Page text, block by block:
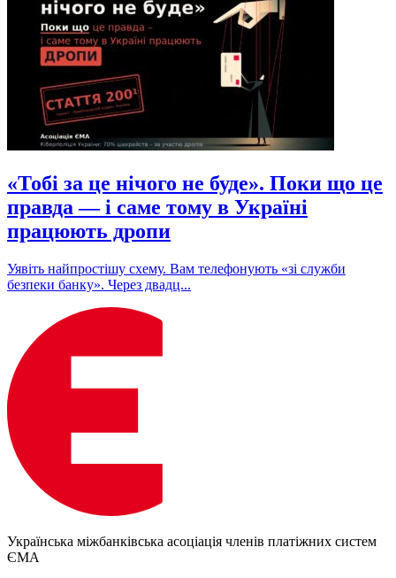
«Тобі за це нічого не буде». Поки що це
правда — і саме тому в Україні
працюють дропи
Уявіть найпростішу схему. Вам телефонують «зі служби
безпеки банку». Через двадц...
Українська міжбанківська асоціація членів платіжних систем
ЄМА